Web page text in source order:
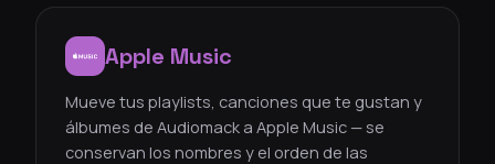
Apple Music
Mueve tus playlists, canciones que te gustan y
álbumes de Audiomack a Apple Music — se
conservan los nombres y el orden de las